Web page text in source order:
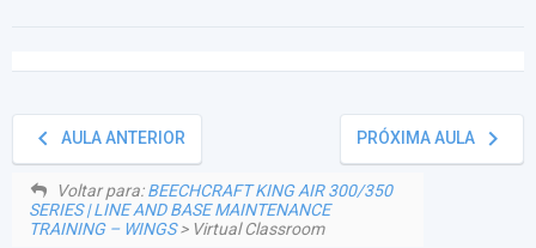
keyboard_arrow_left AULA ANTERIOR PRÓXIMA AULA keyboard_arrow_right
Voltar para:BEECHCRAFT KING AIR 300/350
SERIES | LINE AND BASE MAINTENANCE
TRAINING – WINGS> Virtual Classroom